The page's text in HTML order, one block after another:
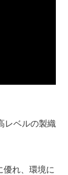
レベルの製織
れ、環境に